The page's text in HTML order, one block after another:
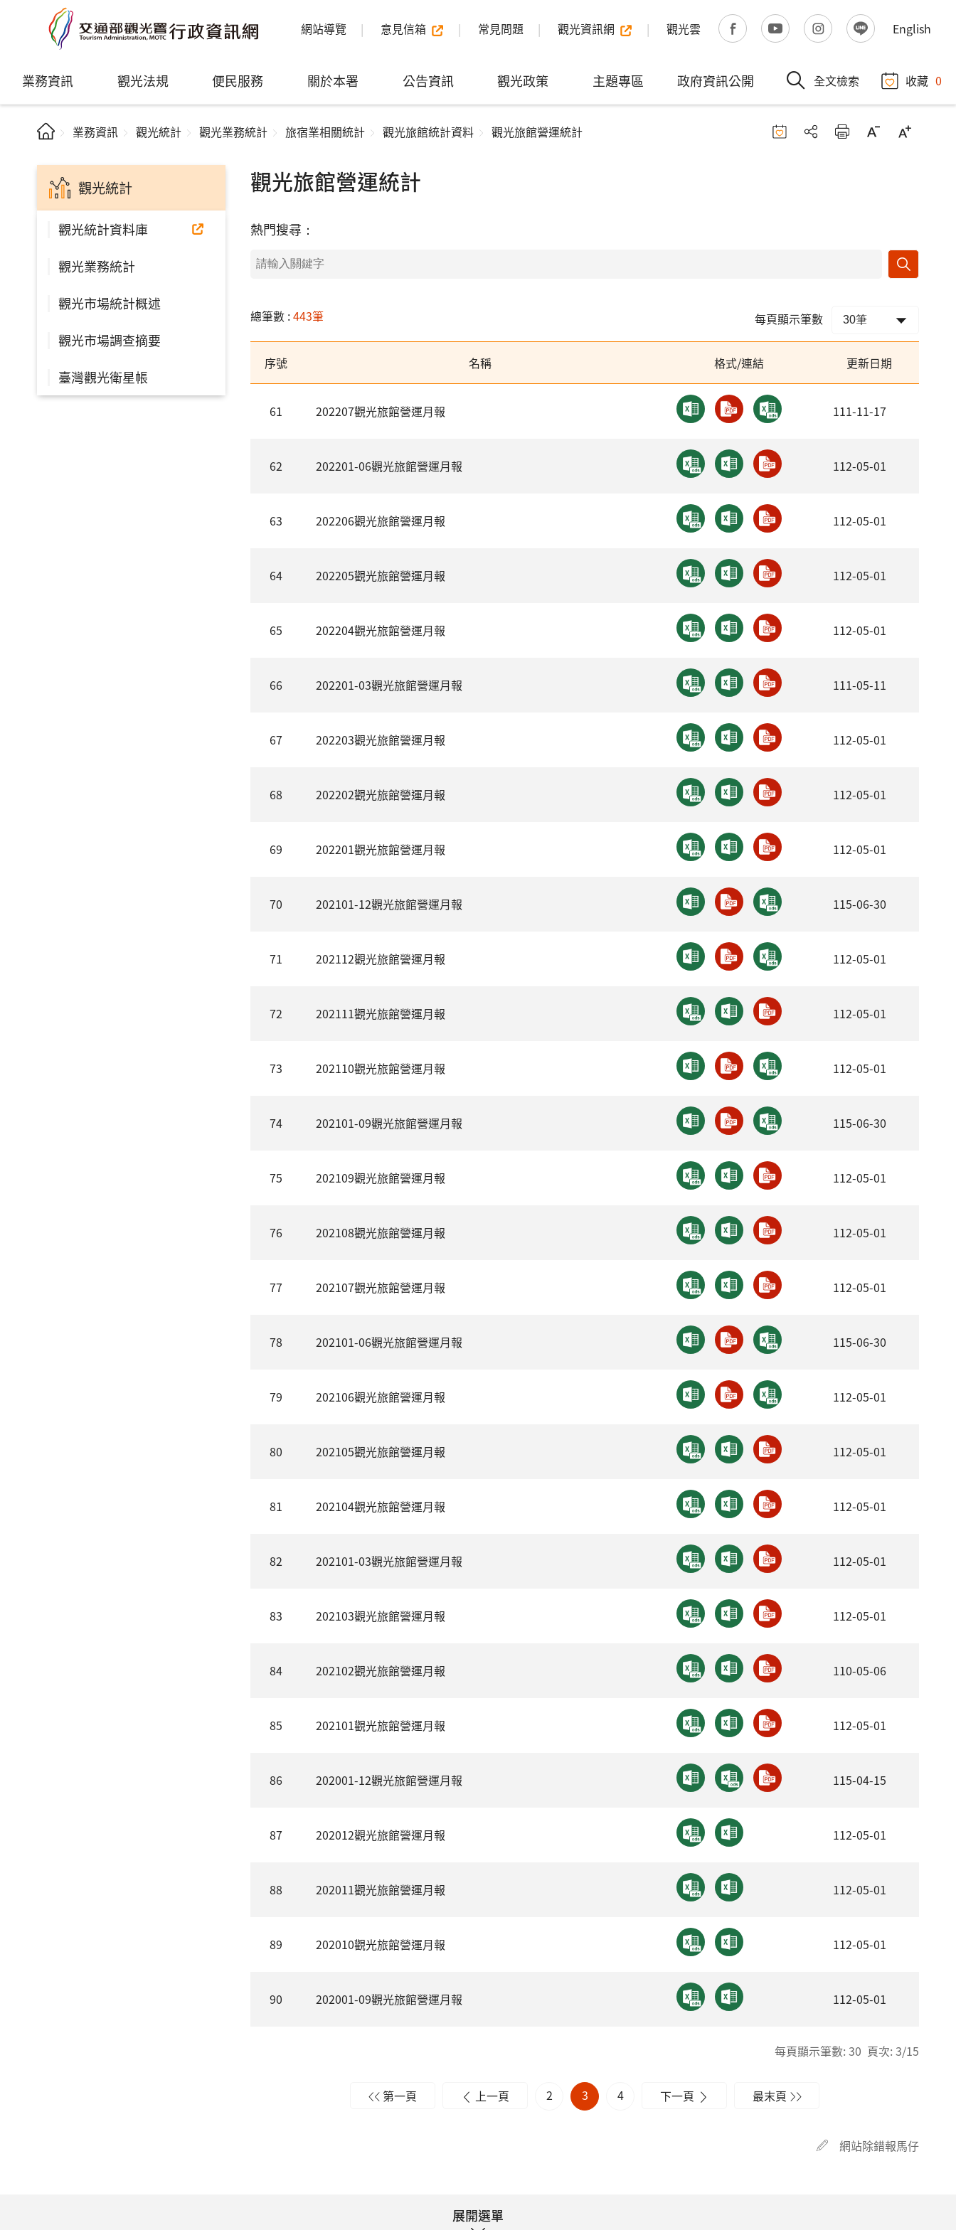
網站導覽 意見信箱 常見問題 觀光資訊網 觀光雲 English
業務資訊 觀光法規 便民服務 關於本署 公告資訊 觀光政策 主題專區 政府資訊公開 全文檢索 收藏 0
業務資訊 觀光統計 觀光業務統計 旅宿業相關統計 觀光旅館統計資料 觀光旅館營運統計
觀光統計
觀光統計資料庫
觀光業務統計
觀光市場統計概述
觀光市場調查摘要
臺灣觀光衛星帳
觀光旅館營運統計
熱門搜尋：
總筆數 :443筆 每頁顯示筆數
序號 名稱 格式/連結 更新日期
61 202207觀光旅館營運月報 111-11-17
62 202201-06觀光旅館營運月報 112-05-01
63 202206觀光旅館營運月報 112-05-01
64 202205觀光旅館營運月報 112-05-01
65 202204觀光旅館營運月報 112-05-01
66 202201-03觀光旅館營運月報 111-05-11
67 202203觀光旅館營運月報 112-05-01
68 202202觀光旅館營運月報 112-05-01
69 202201觀光旅館營運月報 112-05-01
70 202101-12觀光旅館營運月報 115-06-30
71 202112觀光旅館營運月報 112-05-01
72 202111觀光旅館營運月報 112-05-01
73 202110觀光旅館營運月報 112-05-01
74 202101-09觀光旅館營運月報 115-06-30
75 202109觀光旅館營運月報 112-05-01
76 202108觀光旅館營運月報 112-05-01
77 202107觀光旅館營運月報 112-05-01
78 202101-06觀光旅館營運月報 115-06-30
79 202106觀光旅館營運月報 112-05-01
80 202105觀光旅館營運月報 112-05-01
81 202104觀光旅館營運月報 112-05-01
82 202101-03觀光旅館營運月報 112-05-01
83 202103觀光旅館營運月報 112-05-01
84 202102觀光旅館營運月報 110-05-06
85 202101觀光旅館營運月報 112-05-01
86 202001-12觀光旅館營運月報 115-04-15
87 202012觀光旅館營運月報 112-05-01
88 202011觀光旅館營運月報 112-05-01
89 202010觀光旅館營運月報 112-05-01
90 202001-09觀光旅館營運月報 112-05-01
每頁顯示筆數: 30 頁次: 3/15
第一頁 上一頁 2 3 4 下一頁 最末頁
網站除錯報馬仔
展開選單